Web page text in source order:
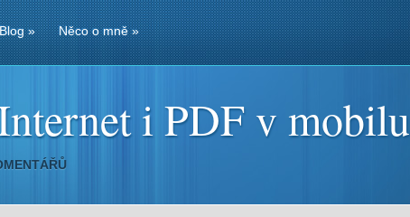
Blog» Něco o mně»
i PDF v mobilu